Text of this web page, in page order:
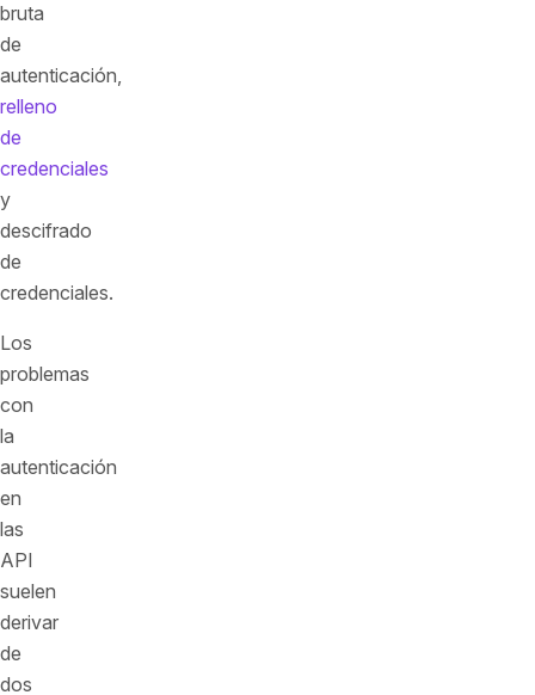
bruta
de
autenticación,
relleno
de
credenciales
y
descifrado
de
credenciales.
Los
problemas
con
la
autenticación
en
las
API
suelen
derivar
de
dos